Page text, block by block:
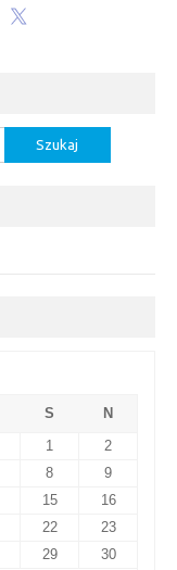
S
N
1
2
8
9
15
16
22
23
29
30